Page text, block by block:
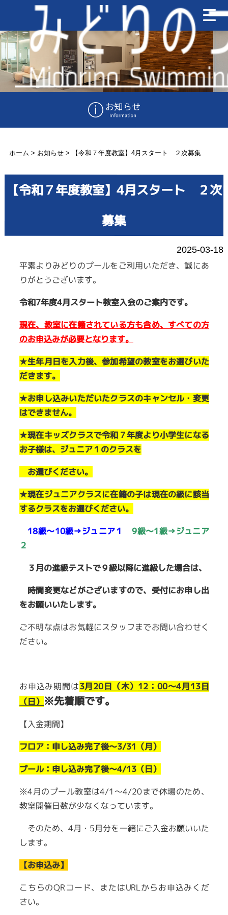
ホーム > お知らせ> 【令和７年度教室】4月スタート ２次募集
【令和７年度教室】4月スタート ２次
募集
2025-03-18
平素よりみどりのプールをご利用いただき、誠にあ
りがとうございます。
令和7年度4月スタート教室入会のご案内です。
現在、教室に在籍されている方も含め、すべての方
のお申込みが必要となります。
★生年月日を入力後、参加希望の教室をお選びいた
だきます。
★お申し込みいただいたクラスのキャンセル・変更
はできません。
★現在キッズクラスで令和７年度より小学生になる
お子様は、ジュニア１のクラスを
お選びください。
★現在ジュニアクラスに在籍の子は現在の級に該当
するクラスをお選びください。
18級～10級→ジュニア１ 9級～1級→ジュニア
２
３月の進級テストで９級以降に進級した場合は、
時間変更などがございますので、 受付にお申し出
をお願いいたします。
ご不明な点はお気軽にスタッフまでお問い合わせく
ださい。
お申込み期間は3月20日（木）12：00～4月13日
（日） ※先着順です。
【入金期間】
フロア：申し込み完了後～3/31（月）
プール：申し込み完了後～4/13（日）
※4月のプール教室は4/1～4/20まで休場のため、
教室開催日数が少なくなっています。
そのため、4月・5月分を一緒にご入金お願いいた
します。
【お申込み】
こちらのQRコード、またはURLからお申込みくだ
さい。